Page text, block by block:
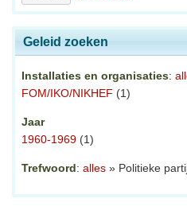
Geleid zoeken
Installaties en organisaties:
FOM/IKO/NIKHEF (1)
Jaar
1960-1969 (1)
Trefwoord: alles » Politieke